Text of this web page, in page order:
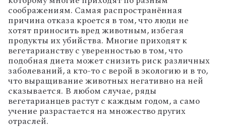
соображениям. Самая распространённая
причина отказа кроется в том, что люди не
хотят приносить вред животным, избегая
продукты их убийства. Многие приходят к
вегетарианству с уверенностью в том, что
подобная диета может снизить риск различных
заболеваний, а кто-то с верой в экологию и в то,
что выращивание животных негативно на ней
сказывается. В любом случае, ряды
вегетарианцев растут с каждым годом, а само
учение разрастается на множество других
отраслей.